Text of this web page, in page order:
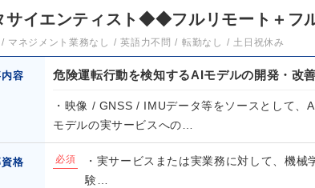
サイエンティスト◆◆フルリモート＋フ
マネジメント業務なし 英語力不問 転勤なし 土日祝休み
容 危険運転行動を検知するAIモデルの開発・改
・映像 / GNSS / IMUデータ等をソースとして、
モデルの実サービスへの…
格 必須
・実サービスまたは実業務に対して、機
験…